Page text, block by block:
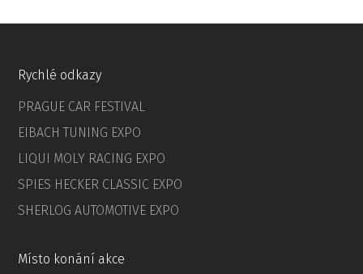
Rychlé odkazy
PRAGUE CAR FESTIVAL
EIBACH TUNING EXPO
LIQUI MOLY RACING EXPO
SPIES HECKER CLASSIC EXPO
SHERLOG AUTOMOTIVE EXPO
Místo konání akce